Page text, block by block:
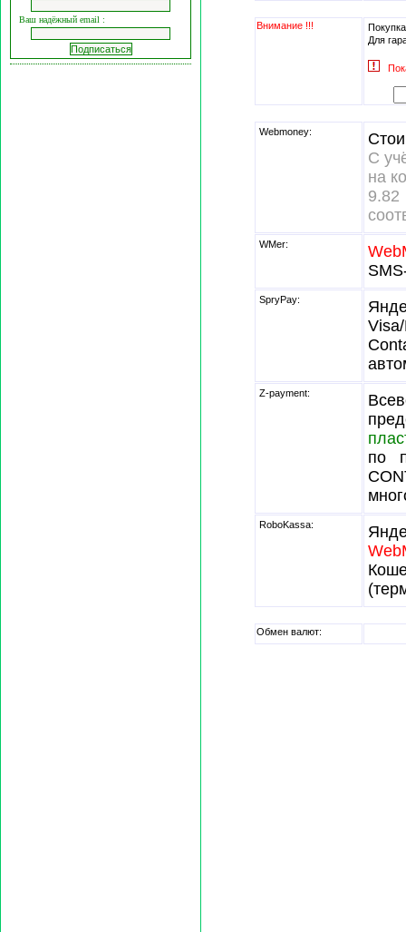
Внимание !!!
Для
Webmoney:
С
на
WMer:
SpryPay:
Z-payment:
по
RoboKassa:
Обмен валют:
Ваш надёжный email :